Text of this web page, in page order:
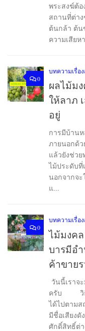
พระสงฆ์ต้อ
สถานที่ต่าง
ต้นกล้า ต้น
ความเสียห
0
บทความเรื่อ
ผลไม้ม
ให้ลาภ
อยู่
การมีบ้าน
ภายนอกด้ว
แล้วยังช่ว
ไม้ประดับที่
นอกจากจะ
แ...
0
บทความเรื่อ
ไม้มงค
บารมีอ
ค้าขาย
วันนี้เราจ
ครับ วิธีสั
ได้ไปตาม
มีชื่อเสียง
ศักดิ์สิทธิ์ต่